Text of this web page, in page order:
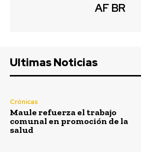
AF BR
Ultimas Noticias
Crónicas
Maule refuerza el trabajo
comunal en promoción de la
salud